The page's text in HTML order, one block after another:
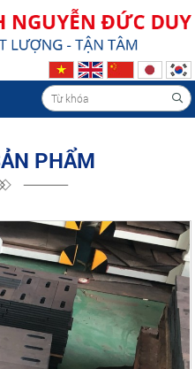
PHẨM